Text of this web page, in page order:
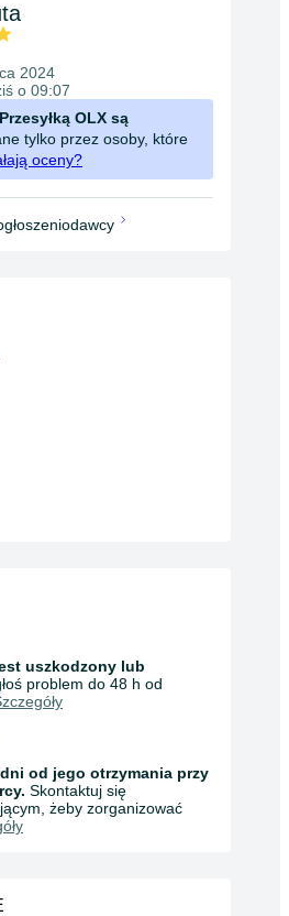
2024
o 09:07
OLX są
tylko przez osoby, które
oceny?
uszkodzony lub
problem do 48 h od
od jego otrzymania przy
Skontaktuj się
żeby zorganizować